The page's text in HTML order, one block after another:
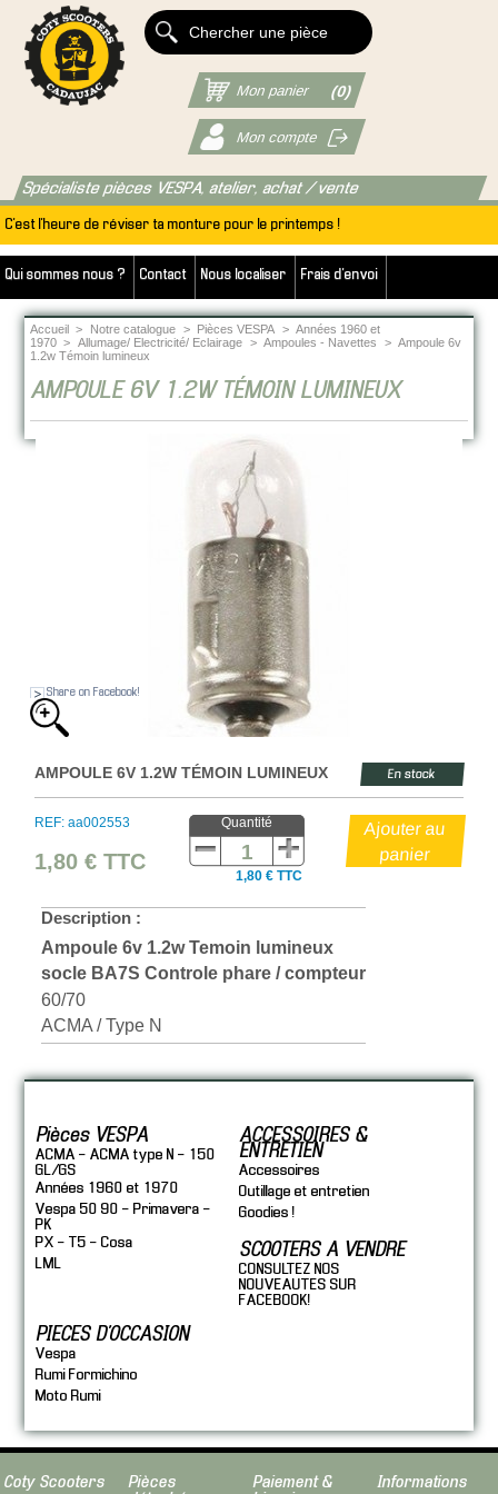
Spécialiste pièces VESPA, atelier, achat / vente
C'est l'heure de réviser ta monture pour le printemps !
Qui sommes nous ? Contact Nous localiser Frais d'envoi
Mon panier (0)
Mon compte
Accueil > Notre catalogue > Pièces VESPA > Années 1960 et
1970 > Allumage/ Electricité/ Eclairage > Ampoules - Navettes > Ampoule 6v
1.2w Témoin lumineux
AMPOULE 6V 1.2W TÉMOIN LUMINEUX
Share on Facebook!
AMPOULE 6V 1.2W TÉMOIN LUMINEUX En stock
REF: aa002553
1,80 €TTC
Quantité
1,80 € TTC
Description :
Ampoule 6v 1.2w Temoin lumineux
socle BA7S Controle phare / compteur
60/70
ACMA / Type N
Pièces VESPA
ACMA - ACMA type N - 150
GL/GS
Années 1960 et 1970
Vespa 50 90 - Primavera -
PK
PX - T5 - Cosa
LML
ACCESSOIRES &
ENTRETIEN
Accessoires
Outillage et entretien
Goodies !
SCOOTERS A VENDRE
CONSULTEZ NOS
NOUVEAUTES SUR
FACEBOOK!
PIECES D'OCCASION
Vespa
Rumi Formichino
Moto Rumi
Coty Scooters
Pièces
Paiement &
Informations